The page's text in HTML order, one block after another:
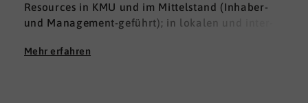
Resources in KMU und im Mittelstand (Inhaber-
und Management-geführt); in lokalen und inter­
Erfahrungen fußen auf der Grundlage einer
Mehr erfahren